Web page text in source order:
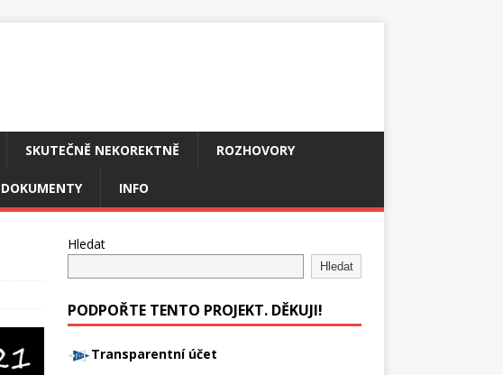
SKUTEČNĚ NEKOREKTNĚ ROZHOVORY
DOKUMENTY INFO
Hledat
Hledat
PODPOŘTE TENTO PROJEKT. DĚKUJI!
Transparentní účet